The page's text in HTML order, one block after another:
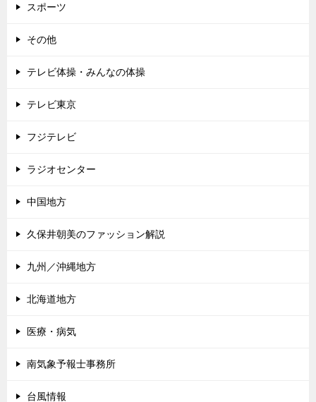
スポーツ
その他
テレビ体操・みんなの体操
テレビ東京
フジテレビ
ラジオセンター
中国地方
久保井朝美のファッション解説
九州／沖縄地方
北海道地方
医療・病気
南気象予報士事務所
台風情報